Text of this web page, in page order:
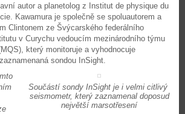
autor a planetolog z Institut de physique du
Kawamura je společně se spoluautorem a
Clintonem ze Švýcarského federálního
v Curychu vedoucím mezinárodního týmu
který monitoruje a vyhodnocuje
sondou InSight.
Součástí sondy InSight je i velmi citlivý
seismometr, který zaznamenal doposud
největší marsotřesení